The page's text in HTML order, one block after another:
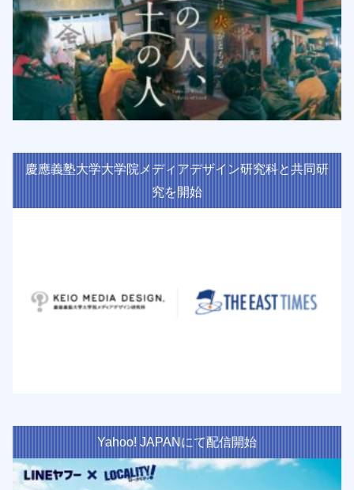
慶應義塾大学大学院メディアデザイン研究科と共同研
究を開始
Yahoo! JAPANにて配信開始